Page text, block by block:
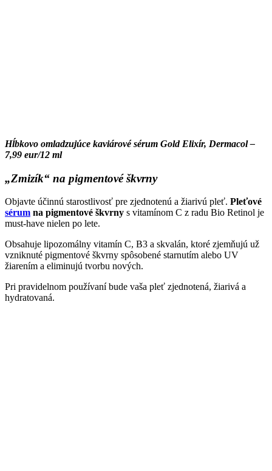
Hĺbkovo omladzujúce kaviárové sérum Gold Elixír, Dermacol –
7,99 eur/12 ml
„Zmizík“ na pigmentové škvrny
Objavte účinnú starostlivosť pre zjednotenú a žiarivú pleť. Pleťové
sérum na pigmentové škvrny s vitamínom C z radu Bio Retinol je
must-have nielen po lete.
Obsahuje lipozomálny vitamín C, B3 a skvalán, ktoré zjemňujú už
vzniknuté pigmentové škvrny spôsobené starnutím alebo UV
žiarením a eliminujú tvorbu nových.
Pri pravidelnom používaní bude vaša pleť zjednotená, žiarivá a
hydratovaná.